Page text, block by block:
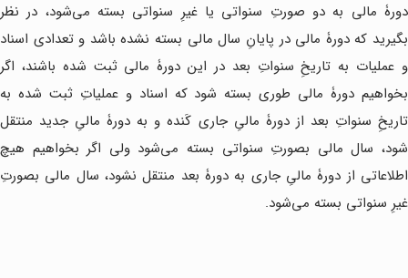
دورۀ مالی به دو صورتِ سنواتی یا غیرِ سنواتی بسته می‌شود، در نظر
بگیرید که دورۀ مالی در پایانِ سال مالی بسته نشده باشد و تعدادی اسناد
و عملیات به تاریخِ سنواتِ بعد در این دورۀ مالی ثبت شده باشند، اگر
بخواهیم دورۀ مالی طوری بسته شود که اسناد و عملیاتِ ثبت شده به
تاریخِ سنواتِ بعد از دورۀ مالیِ جاری کَنده و به دورۀ مالیِ جدید منتقل
شود، سال مالی بصورتِ سنواتی بسته می‌شود ولی اگر بخواهیم هیچ
اطلاعاتی از دورۀ مالیِ جاری به دورۀ بعد منتقل نشود، سال مالی بصورتِ
غیرِ سنواتی بسته می‌شود.